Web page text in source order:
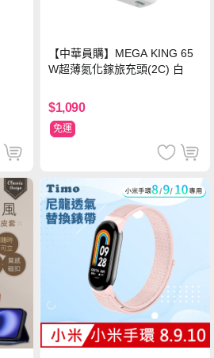
【中華員購】MEGA KING 65
W超薄氮化鎵旅充頭(2C) 白
$1,090
免運